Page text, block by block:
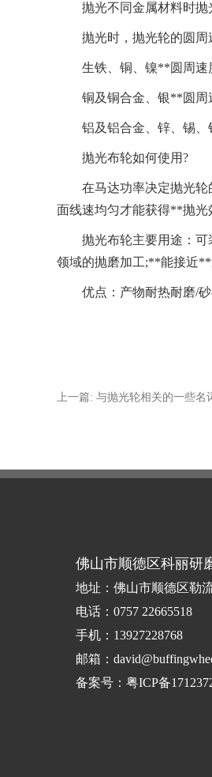
抛光不同金属材料时抛
抛光时，抛光轮的圆周速
生铁、铜、镍**圆周速
铜及铜合金、银**圆周
铝及铝合金、锌、锡、
抛光布轮如何使用?
在马达功率决定抛光轮的
面线速均匀才能获得**抛光
抛光布轮主要用途：可装
领域的抛磨加工;**能接近**
优点：产物耐热耐磨/砂
上一篇: 与抛光轮相关的一些名
佛山市顺德区科丽研
地址：佛山市顺德区勒
电话：0757 22665518
手机：13927228768
邮箱：
备案号： 粤ICP备